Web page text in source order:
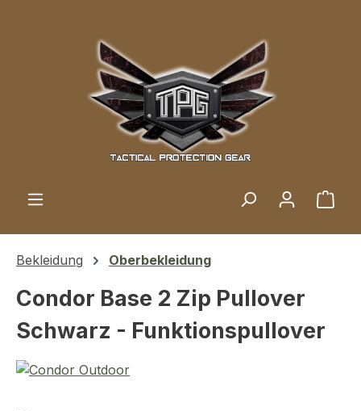
Bekleidung Oberbekleidung
Condor Base 2 Zip Pullover
Schwarz - Funktionspullover